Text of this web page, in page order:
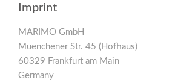
Imprint
MARIMO GmbH
Muenchener Str. 45 (Hofhaus)
60329 Frankfurt am Main
Germany